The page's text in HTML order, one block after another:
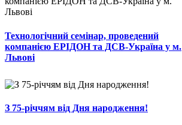
Технологічний семінар, проведений
компанією ЕРІДОН та ДСВ-Україна у м.
Львові
З 75-річчям від Дня народження!